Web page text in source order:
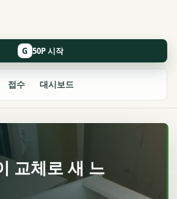
접수 대시보드
G
교체로 새 느